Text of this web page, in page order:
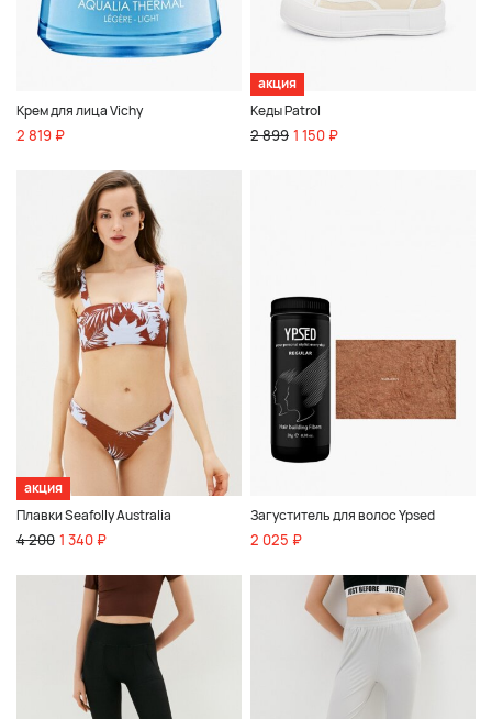
Крем для лица Vichy
2 819 ₽
акция
Кеды Patrol
2 899 1 150 ₽
акция
Плавки Seafolly Australia
4 200 1 340 ₽
Загуститель для волос Ypsed
2 025 ₽